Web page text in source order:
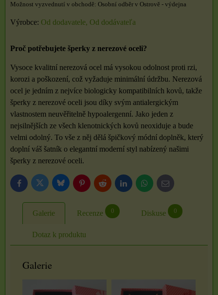
Osobní odběr v Ostrově - výdejna
Výrobce: Od dodavatele, Od dodávateľa
Proč potřebujete šperky z nerezové oceli?
Vysoce kvalitní nerezová ocel má vysokou odolnost proti rzi,
korozi a poškození, což vyžaduje minimální údržbu. Nerezová
ocel je jedním z nejvíce biologicky kompatibilních kovů, takže
šperky z nerezové oceli jsou díky svým antialergickým
vlastnostem neuvěřitelně hypoalergenní. Jako jeden z
nejsilnějších ze všech klenotnických kovů neoxiduje a bude
velmi odolný. To vše z něj dělá špičkový módní doplněk, který
doplní váš šatník o elegantní moderní styl nabízený našimi
šperky z nerezové oceli.
FacebookTwitter BlueskyPinterestReddit LinkedInWhatsApp
E-
mail
Galerie Recenze 0 Diskuse 0
Dotaz k produktu
Galerie